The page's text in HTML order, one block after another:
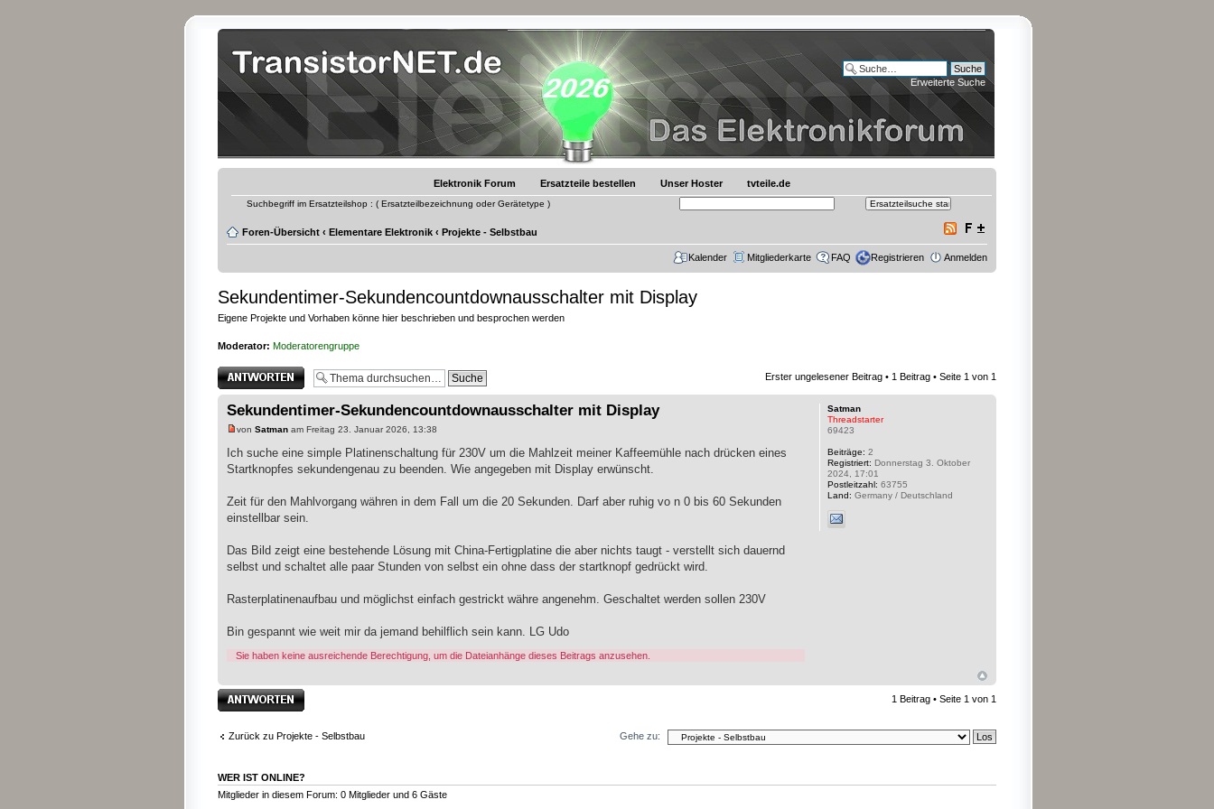
Erweiterte Suche
Elektronik Forum Ersatzteile bestellen Unser Hoster tvteile.de
Suchbegriff im Ersatzteilshop : ( Ersatzteilbezeichnung oder Gerätetype )
Foren-Übersicht ‹ Elementare Elektronik ‹ Projekte - Selbstbau
Kalender Mitgliederkarte FAQ Registrieren Anmelden
Sekundentimer-Sekundencountdownausschalter mit Display
Eigene Projekte und Vorhaben könne hier beschrieben und besprochen werden
Moderator: Moderatorengruppe
Antwort erstellen Erster ungelesener Beitrag • 1 Beitrag • Seite 1 von 1
Sekundentimer-Sekundencountdownausschalter mit Display
von Satman am Freitag 23. Januar 2026, 13:38
Ich suche eine simple Platinenschaltung für 230V um die Mahlzeit meiner Kaffeemühle nach drücken eines
Startknopfes sekundengenau zu beenden. Wie angegeben mit Display erwünscht.
Zeit für den Mahlvorgang währen in dem Fall um die 20 Sekunden. Darf aber ruhig vo n 0 bis 60 Sekunden
einstellbar sein.
Das Bild zeigt eine bestehende Lösung mit China-Fertigplatine die aber nichts taugt - verstellt sich dauernd
selbst und schaltet alle paar Stunden von selbst ein ohne dass der startknopf gedrückt wird.
Rasterplatinenaufbau und möglichst einfach gestrickt währe angenehm. Geschaltet werden sollen 230V
Bin gespannt wie weit mir da jemand behilflich sein kann. LG Udo
Sie haben keine ausreichende Berechtigung, um die Dateianhänge dieses Beitrags anzusehen.
Satman
Threadstarter
69423
Beiträge: 2
Registriert: Donnerstag 3. Oktober
2024, 17:01
Postleitzahl: 63755
Land: Germany / Deutschland
Antwort erstellen 1 Beitrag • Seite 1 von 1
Zurück zu Projekte - Selbstbau Gehe zu:
WER IST ONLINE?
Mitglieder in diesem Forum: 0 Mitglieder und 6 Gäste